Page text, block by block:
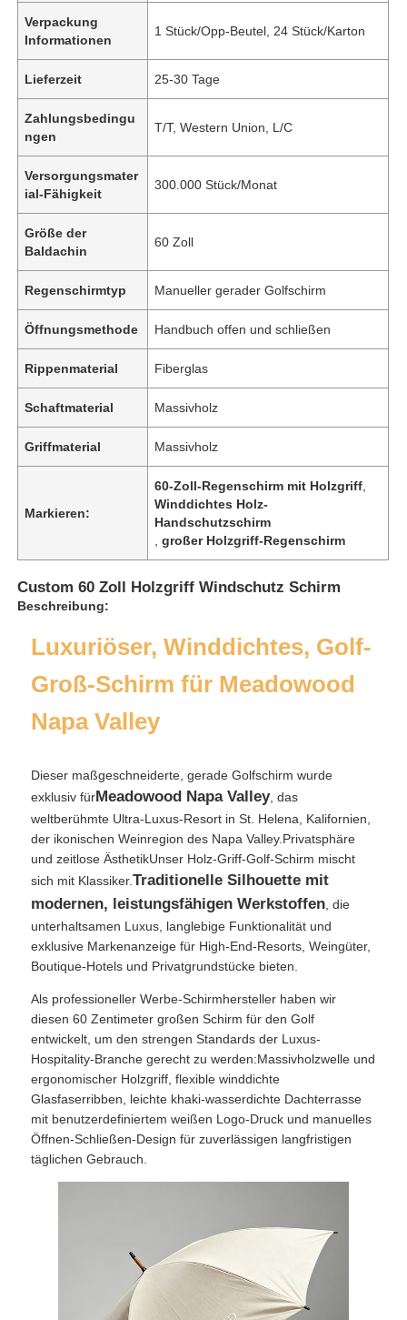
Startseite
Produkte
Qualitätskontrolle
Verpackung
Informationen
1 Stück/Opp-Beutel, 24 Stück/Karton
Lieferzeit 25-30 Tage
Zahlungsbedingu
ngen
T/T, Western Union, L/C
Versorgungsmater
ial-Fähigkeit
300.000 Stück/Monat
Größe der
Baldachin
60 Zoll
Regenschirmtyp Manueller gerader Golfschirm
Öffnungsmethode Handbuch offen und schließen
Rippenmaterial Fiberglas
Schaftmaterial Massivholz
Griffmaterial Massivholz
Markieren:
60-Zoll-Regenschirm mit Holzgriff
Winddichtes Holz-
Handschutzschirm
,großer Holzgriff-Regenschirm
Custom 60 Zoll Holzgriff Windschutz Schirm
Beschreibung:
Luxuriöser, Winddichtes, Golf-
Groß-Schirm für Meadowood
Napa Valley
Dieser maßgeschneiderte, gerade Golfschirm wurde
exklusiv fürMeadowood Napa Valley, das
weltberühmte Ultra-Luxus-Resort in St. Helena, Kalifornien,
der ikonischen Weinregion des Napa Valley.Privatsphäre
und zeitlose ÄsthetikUnser Holz-Griff-Golf-Schirm mischt
sich mit Klassiker.Traditionelle Silhouette mit
modernen, leistungsfähigen Werkstoffen , die
unterhaltsamen Luxus, langlebige Funktionalität und
exklusive Markenanzeige für High-End-Resorts, Weingüter,
Boutique-Hotels und Privatgrundstücke bieten.
Als professioneller Werbe-Schirmhersteller haben wir
diesen 60 Zentimeter großen Schirm für den Golf
entwickelt, um den strengen Standards der Luxus-
Hospitality-Branche gerecht zu werden:Massivholzwelle und
ergonomischer Holzgriff, flexible winddichte
Glasfaserribben, leichte khaki-wasserdichte Dachterrasse
mit benutzerdefiniertem weißen Logo-Druck und manuelles
Öffnen-Schließen-Design für zuverlässigen langfristigen
täglichen Gebrauch.